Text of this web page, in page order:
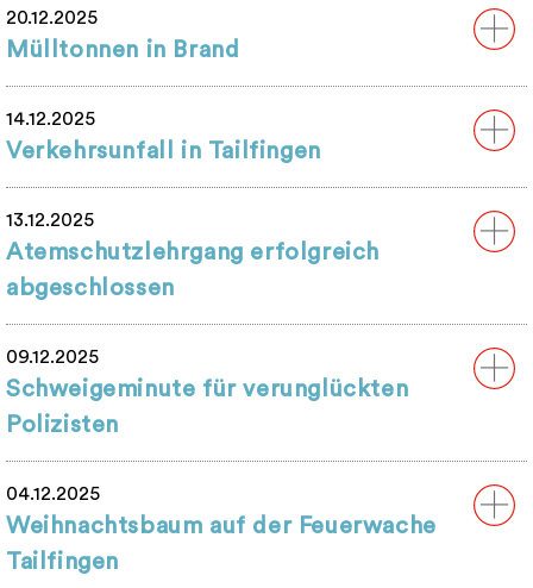
20.12.2025
Mülltonnen in Brand
14.12.2025
Verkehrsunfall in Tailfingen
13.12.2025
Atemschutzlehrgang erfolgreich
abgeschlossen
09.12.2025
Schweigeminute für verunglückten
Polizisten
04.12.2025
Weihnachtsbaum auf der Feuerwache
Tailfingen